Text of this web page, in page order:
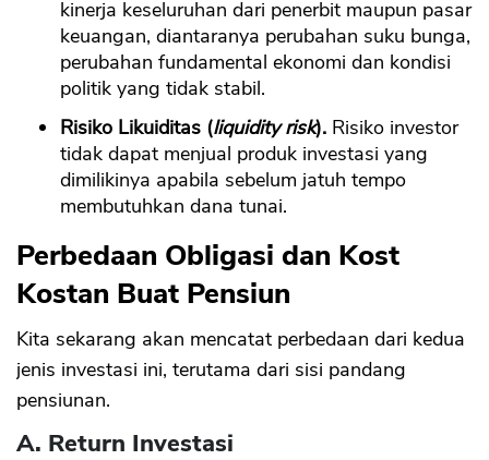
kinerja keseluruhan dari penerbit maupun pasar
keuangan, diantaranya perubahan suku bunga,
perubahan fundamental ekonomi dan kondisi
politik yang tidak stabil.
Risiko Likuiditas (liquidity risk). Risiko investor
tidak dapat menjual produk investasi yang
dimilikinya apabila sebelum jatuh tempo
membutuhkan dana tunai.
Perbedaan Obligasi dan Kost
Kostan Buat Pensiun
Kita sekarang akan mencatat perbedaan dari kedua
jenis investasi ini, terutama dari sisi pandang
pensiunan.
A. Return Investasi